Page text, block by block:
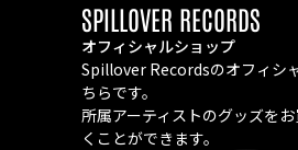
SPILLOVER RECORDS
オフィシャルショップ
Spillover Recordsのオフィシ
ちらです。
所属アーティストのグッズを
くことができます。